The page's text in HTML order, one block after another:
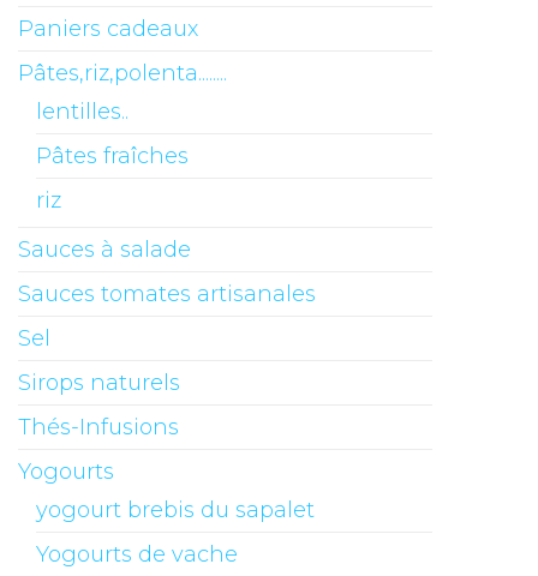
Paniers cadeaux
Pâtes,riz,polenta........
lentilles..
Pâtes fraîches
riz
Sauces à salade
Sauces tomates artisanales
Sel
Sirops naturels
Thés-Infusions
Yogourts
yogourt brebis du sapalet
Yogourts de vache